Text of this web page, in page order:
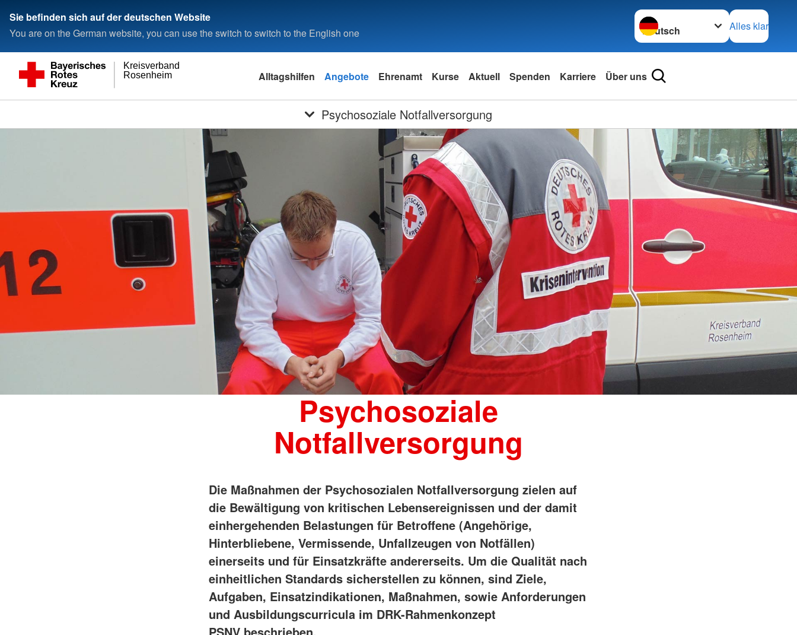
Sie befinden sich auf der deutschen Website
You are on the German website, you can use the switch to switch to the English one
Sprache wechseln zu
Alles klar
Rosenheim
Kreisverband
Alltagshilfen Angebote Ehrenamt Kurse Aktuell Spenden Karriere Über uns
Psychosoziale Notfallversorgung
Psychosoziale
Notfallversorgung
Die Maßnahmen der Psychosozialen Notfallversorgung zielen auf
die Bewältigung von kritischen Lebensereignissen und der damit
einhergehenden Belastungen für Betroffene (Angehörige,
Hinterbliebene, Vermissende, Unfallzeugen von Notfällen)
einerseits und für Einsatzkräfte andererseits. Um die Qualität nach
einheitlichen Standards sicherstellen zu können, sind Ziele,
Aufgaben, Einsatzindikationen, Maßnahmen, sowie Anforderungen
und Ausbildungscurricula im DRK-Rahmenkonzept